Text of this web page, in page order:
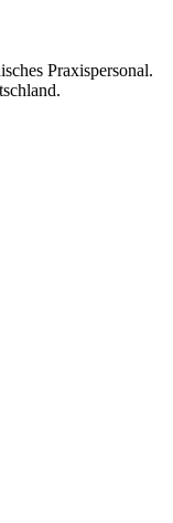
Praxispersonal.